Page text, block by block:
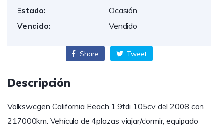
Estado:
Ocasión
Vendido:
Vendido
Share Tweet
Descripción
Volkswagen California Beach 1.9tdi 105cv del 2008 con
217000km. Vehículo de 4plazas viajar/dormir, equipado